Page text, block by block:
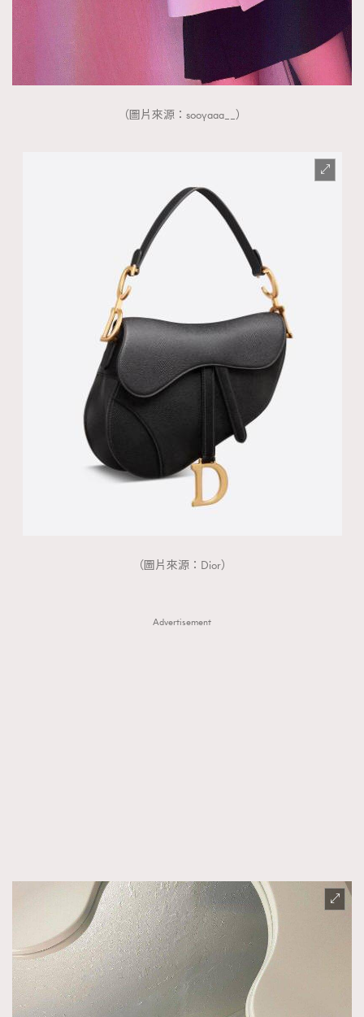
（圖片來源：sooyaaa__）
（圖片來源：Dior）
Advertisement